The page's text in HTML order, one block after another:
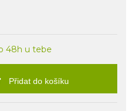
48h u tebe
Přidat do košíku